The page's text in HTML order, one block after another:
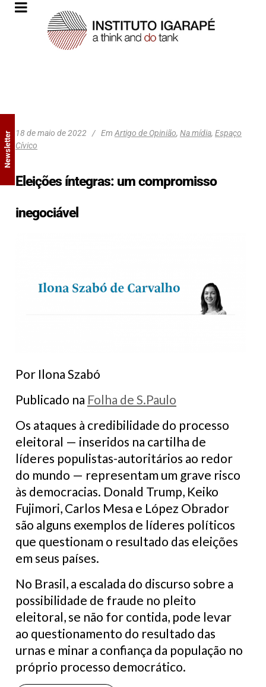
18 de maio de 2022 Em Artigo de Opinião, Na mídia, Espaço
Cívico
Eleições íntegras: um compromisso
inegociável
Por Ilona Szabó
Publicado na Folha de S.Paulo
Os ataques à credibilidade do processo
eleitoral — inseridos na cartilha de
líderes populistas-autoritários ao redor
do ​mundo — representam um grave risco
às democracias. Donald Trump, Keiko
Fujimori, Carlos Mesa e López Obrador
são alguns exemplos de líderes políticos
que questionam o resultado das eleições
em seus países.
No Brasil, a escalada do discurso sobre a
possibilidade de fraude no pleito
eleitoral, se não for contida, pode levar
ao questionamento do resultado das
urnas e minar a confiança da população no
próprio processo democrático.
Newsletter